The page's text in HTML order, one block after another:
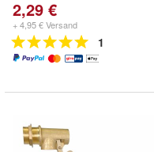
2,29 €
+ 4,95 € Versand
1